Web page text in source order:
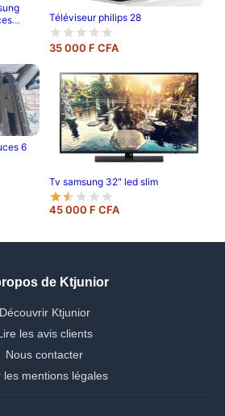
Téléviseur philips 28
35 000 F CFA
6
Tv samsung 32" led slim
45 000 F CFA
de Ktjunior
Découvrir Ktjunior
les avis clients
Nous contacter
les mentions légales